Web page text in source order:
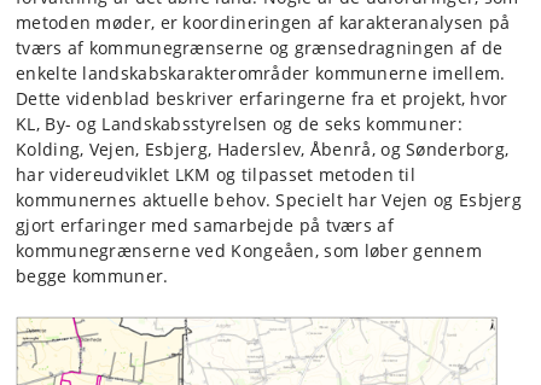
metoden møder, er koordineringen af karakteranalysen på
tværs af kommunegrænserne og grænsedragningen af de
enkelte landskabskarakterområder kommunerne imellem.
Dette videnblad beskriver erfaringerne fra et projekt, hvor
KL, By- og Landskabsstyrelsen og de seks kommuner:
Kolding, Vejen, Esbjerg, Haderslev, Åbenrå, og Sønderborg,
har videreudviklet LKM og tilpasset metoden til
kommunernes aktuelle behov. Specielt har Vejen og Esbjerg
gjort erfaringer med samarbejde på tværs af
kommunegrænserne ved Kongeåen, som løber gennem
begge kommuner.